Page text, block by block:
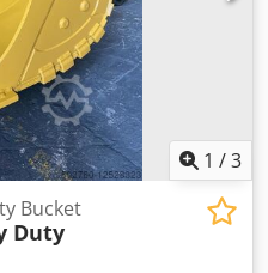
1 /3
Bucket
Duty